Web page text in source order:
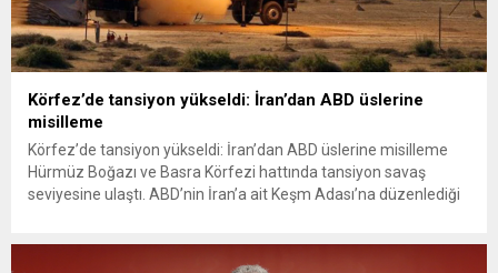
Körfez’de tansiyon yükseldi: İran’dan ABD üslerine
misilleme
Körfez’de tansiyon yükseldi: İran’dan ABD üslerine misilleme
Hürmüz Boğazı ve Basra Körfezi hattında tansiyon savaş
seviyesine ulaştı. ABD’nin İran’a ait Keşm Adası’na düzenlediği
olduğu stratejik üsleri ve ABD 5. Filo Karargâhı’nu füze ve